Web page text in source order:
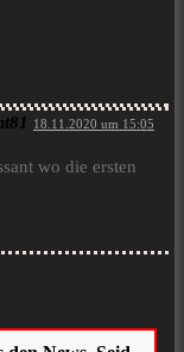
18.11.2020 um 15:05
wo die ersten